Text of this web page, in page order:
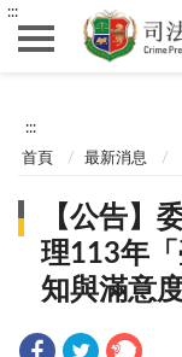
:::
:::
首頁 最新消息
【公告】
理113年
知與滿意